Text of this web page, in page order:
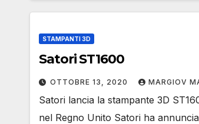
STAMPANTI 3D
Satori ST1600
OTTOBRE 13, 2020 MARGIOV
Satori lancia la stampante 3D
nel Regno Unito Satori ha